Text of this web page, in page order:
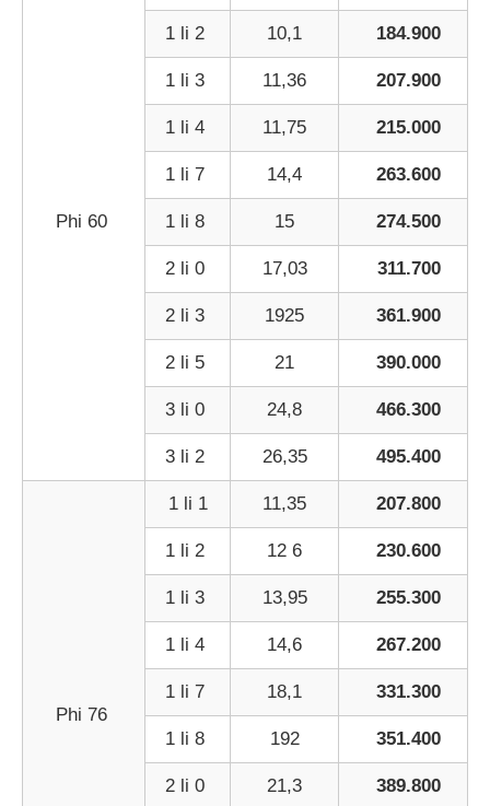
Phi 60
1 li 2 10,1 184.900
1 li 3 11,36 207.900
1 li 4 11,75 215.000
1 li 7 14,4 263.600
1 li 8 15 274.500
2 li 0 17,03 311.700
2 li 3 1925 361.900
2 li 5 21 390.000
3 li 0 24,8 466.300
3 li 2 26,35 495.400
Phi 76
1 li 1 11,35 207.800
1 li 2 12 6 230.600
1 li 3 13,95 255.300
1 li 4 14,6 267.200
1 li 7 18,1 331.300
1 li 8 192 351.400
2 li 0 21,3 389.800